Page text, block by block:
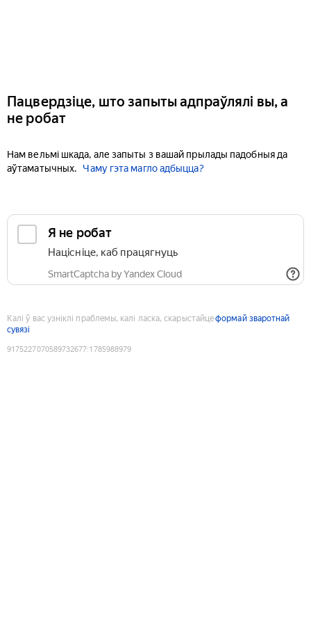
Пацвердзіце, што запыты адпраўлялі вы, а
не робат
Нам вельмі шкада, але запыты з вашай прылады падобныя да
аўтаматычных.
Чаму гэта магло адбыцца?
Я не робат
Націсніце, каб працягнуць
SmartCaptcha by Yandex Cloud
Калі ў вас узніклі праблемы, калі ласка, скарыстайцеформай зваротнай
сувязі
9175227070589732677:1785988979